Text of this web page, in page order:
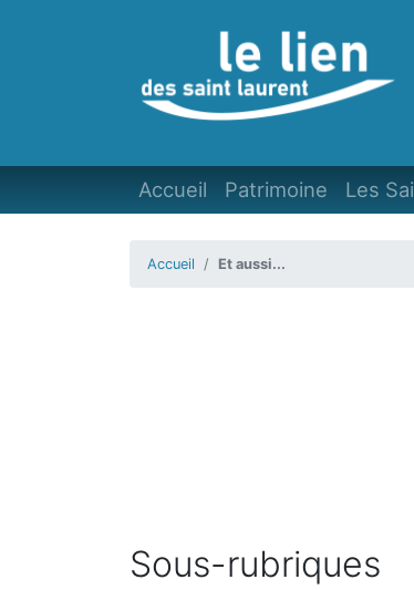
Accueil Patrimoine Les
Accueil Et aussi...
Sous-rubriques